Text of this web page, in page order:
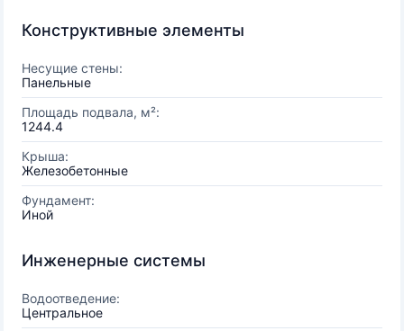
Конструктивные элементы
Несущие стены:
Панельные
Площадь подвала, м²:
1244.4
Крыша:
Железобетонные
Фундамент:
Иной
Инженерные системы
Водоотведение:
Центральное